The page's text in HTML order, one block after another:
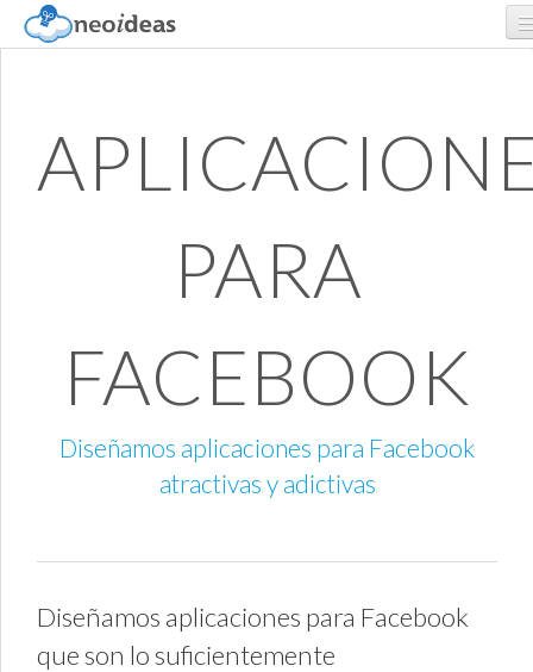
PORTAFOLIO
CONTACTO
PARA
FACEBOOK
Diseñamos aplicaciones para Facebook
atractivas y adictivas
Diseñamos aplicaciones para Facebook
que son lo suficientemente